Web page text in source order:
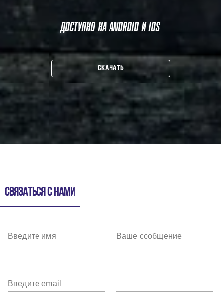
ДОСТУПНО НА ANDROID И IOS
СКАЧАТЬ
Связаться с нами
Введите имя
Введите email
Ваше сообщение